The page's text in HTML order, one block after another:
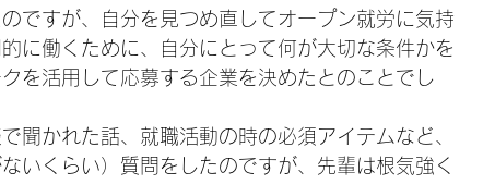
ですが、自分を見つめ直してオープン就労に気持
に働くために、自分にとって何が大切な条件かを
を活用して応募する企業を決めたとのことでし
聞かれた話、就職活動の時の必須アイテムなど、
いくらい）質問をしたのですが、先輩は根気強く